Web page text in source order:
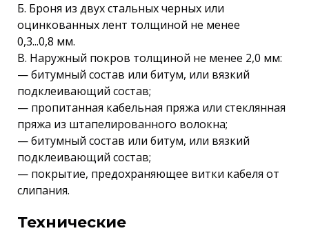
Б. Броня из двух стальных черных или
оцинкованных лент толщиной не менее
0,3...0,8 мм.
В. Наружный покров толщиной не менее 2,0 мм:
— битумный состав или битум, или вязкий
подклеивающий состав;
— пропитанная кабельная пряжа или стеклянная
пряжа из штапелированного волокна;
— битумный состав или битум, или вязкий
подклеивающий состав;
— покрытие, предохраняющее витки кабеля от
слипания.
Технические